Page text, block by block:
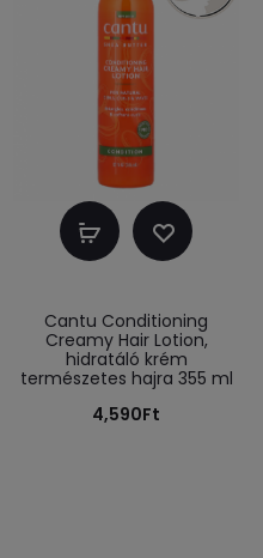
Kosárba
Cantu Conditioning
Creamy Hair Lotion,
hidratáló krém
természetes hajra 355 ml
4,590Ft